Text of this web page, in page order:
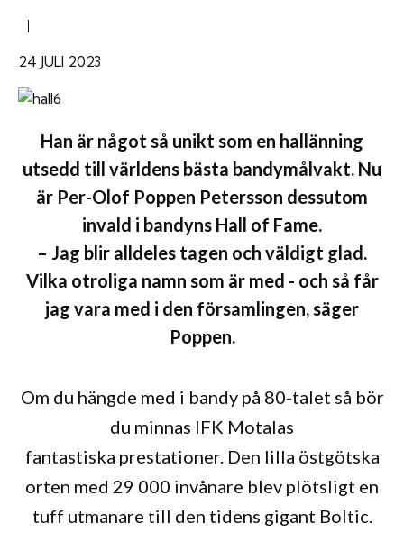
|
24 JULI 2023
Han är något så unikt som en hallänning
utsedd till världens bästa bandymålvakt. Nu
är Per-Olof Poppen Petersson dessutom
invald i bandyns Hall of Fame.
– Jag blir alldeles tagen och väldigt glad.
Vilka otroliga namn som är med - och så får
jag vara med i den församlingen, säger
Poppen.
Om du hängde med i bandy på 80-talet så bör
du minnas IFK Motalas
fantastiska prestationer. Den lilla östgötska
orten med 29 000 invånare blev plötsligt en
tuff utmanare till den tidens gigant Boltic.